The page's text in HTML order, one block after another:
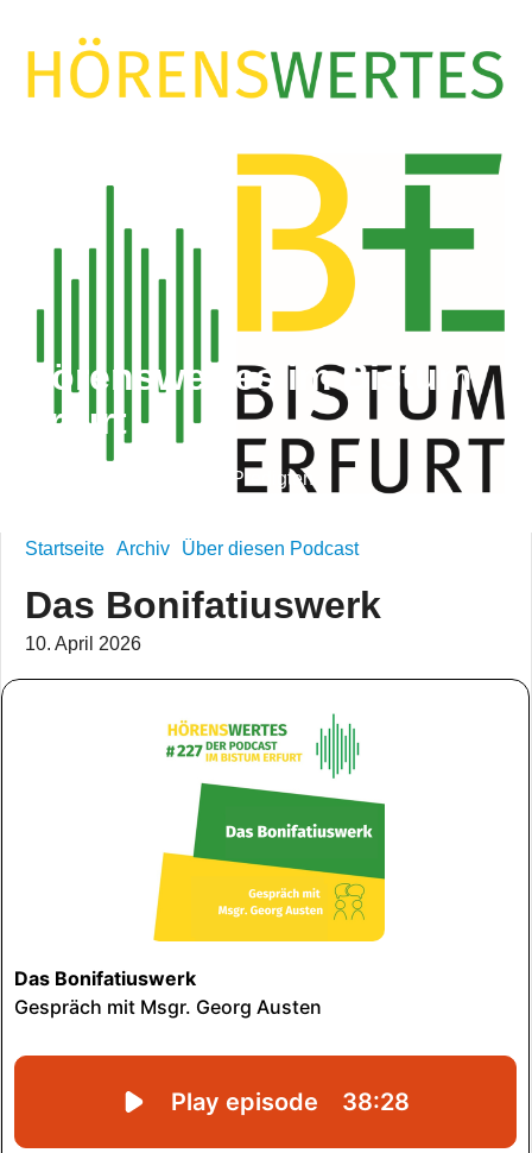
Hörenswertes im Bistum
Erfurt
Vorträge, Interviews und Predigten
Startseite Archiv Über diesen Podcast
Das Bonifatiuswerk
10. April 2026